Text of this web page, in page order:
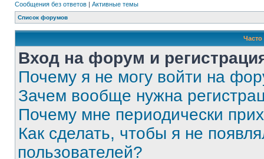
Сообщения без ответов | Активные темы
Список форумов
Вход на форум и
Почему я не могу войти на
Зачем вообще нужна
Почему мне периодически
Как сделать, чтобы я не
пользователей?